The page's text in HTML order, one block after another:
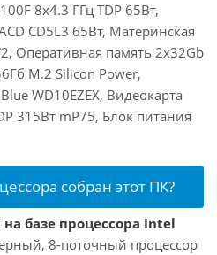
8x4.3 ГГц TDP 65Вт,
CD5L3 65Вт, Материнская
Оперативная память 2x32Gb
M.2 Silicon Power,
WD10EZEX, Видеокарта
315Вт mP75, Блок питания
собран этот ПК?
базе процессора Intel
8-поточный процессор